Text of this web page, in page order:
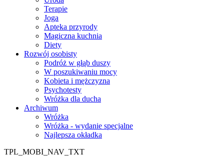
Terapie
Joga
Apteka przyrody
Magiczna kuchnia
Diety
Rozwój osobisty
Podróż w głąb duszy
W poszukiwaniu mocy
Kobieta i mężczyzna
Psychotesty
Wróżka dla ducha
Archiwum
Wróżka
Wróżka - wydanie specjalne
Najlepsza okładka
TPL_MOBI_NAV_TXT